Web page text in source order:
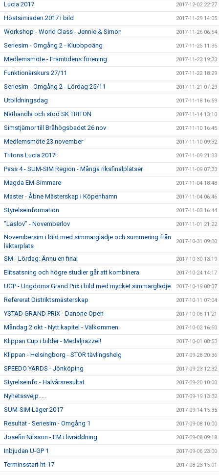
Lucia 2017 2017-12-02 22:27
Höstsimiaden 2017 i bild 2017-11-29 14:05
Workshop - World Class - Jennie & Simon 2017-11-26 06:54
Seriesim - Omgång 2 - Klubbpoäng 2017-11-25 11:35
Medlemsmöte - Framtidens förening 2017-11-23 19:33
Funktionärskurs 27/11 2017-11-22 18:29
Seriesim - Omgång 2 - Lördag 25/11 2017-11-21 07:29
Utbildningsdag 2017-11-18 16:59
Näthandla och stöd SK TRITON 2017-11-14 13:10
Simstjärnor till Bråhögsbadet 26 nov 2017-11-10 16:45
Medlemsmöte 23 november 2017-11-10 09:32
Tritons Lucia 2017! 2017-11-09 21:33
Pass 4 - SUM-SIM Region - Många riksfinalplatser 2017-11-09 07:33
Magda EM-Simmare 2017-11-04 18:48
Master - Åbne Mästerskap I Köpenhamn 2017-11-04 06:46
Styrelseinformation 2017-11-03 16:44
”Läslov” - Novemberlov 2017-11-01 21:22
Novembersim i bild med simmarglädje och summering från
läktarplats
2017-10-31 09:30
SM - Lördag: Ännu en final 2017-10-30 13:19
Elitsatsning och högre studier går att kombinera 2017-10-24 14:17
UGP - Ungdoms Grand Prix i bild med mycket simmarglädje 2017-10-19 08:37
Refererat Distriktsmästerskap 2017-10-11 07:04
YSTAD GRAND PRIX - Danone Open 2017-10-06 11:21
Måndag 2 okt - Nytt kapitel - Välkommen 2017-10-02 16:50
Klippan Cup i bilder - Medaljrazzel! 2017-10-01 08:53
Klippan - Helsingborg - STOR tävlingshelg 2017-09-28 20:36
SPEEDO YARDS - Jönköping 2017-09-23 12:32
Styrelseinfo - Halvårsresultat 2017-09-20 10:00
Nyhetssvejp..... 2017-09-19 13:32
SUM-SIM Läger 2017 2017-09-14 15:35
Resultat - Seriesim - Omgång 1 2017-09-08 10:00
Josefin Nilsson - EM i livräddning 2017-09-08 09:18
Inbjudan U-GP 1 2017-09-06 23:00
Terminsstart ht-17 2017-08-23 15:01